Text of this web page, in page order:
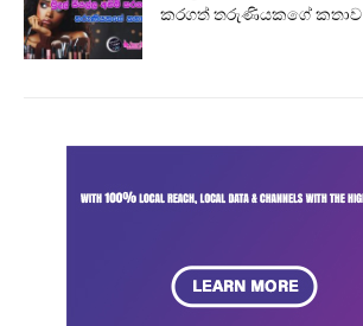
කරගත් තරුණියකගේ කතාව